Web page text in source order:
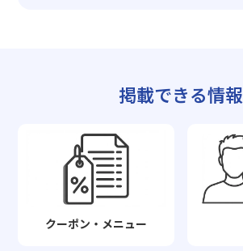
掲載できる情報
クーポン・メニュー